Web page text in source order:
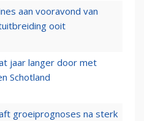
aan vooravond van
ooit
jaar langer door met
Schotland
groeiprognoses na sterk